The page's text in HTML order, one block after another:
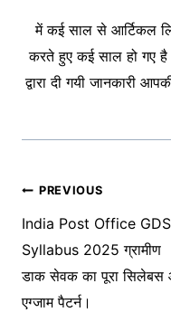
में कई साल से आर्टिकल
करते हुए कई साल हो गए
द्वारा दी गयी जानकारी
Post
navigation
PREVIOUS
India Post Office GDS
Syllabus 2025 ग्रामीण
डाक सेवक का पूरा सिलेबस
एग्जाम पैटर्न।